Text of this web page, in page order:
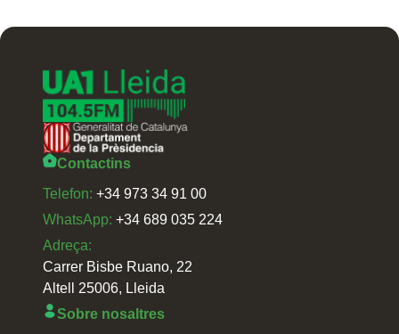
Contactins
Telefon: +34 973 34 91 00
WhatsApp: +34 689 035 224
Adreça:
Carrer Bisbe Ruano, 22
Altell 25006, Lleida
Sobre nosaltres